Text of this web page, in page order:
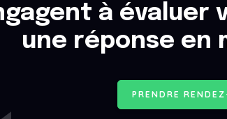
à
une réponse en
P RE ND RE RE ND E Z